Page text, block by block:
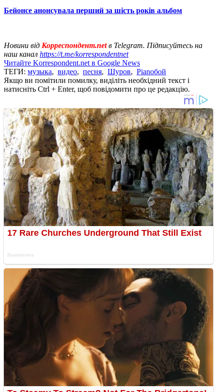
Бейонсе анонсувала перший за шість років альбом
Новини від Корреспондент.netв Telegram. Підписуйтесь на
наш канал https://t.me/korrespondentnet
Читайте Korrespondent.net в Google News
ТЕГИ: музыка, видео, песня, Шуров, Pianoбой
Якщо ви помітили помилку, виділіть необхідний текст і
натисніть Ctrl + Enter, щоб повідомити про це редакцію.